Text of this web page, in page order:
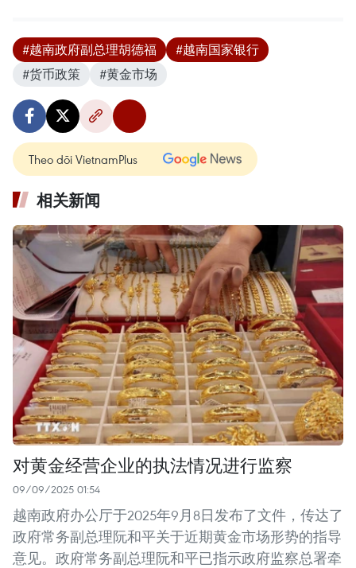
#越南政府副总理胡德福
#越南国家银行
#货币政策
#黄金市场
Theo dõi VietnamPlus
相关新闻
对黄金经营企业的执法情况进行监察
09/09/2025 01:54
越南政府办公厅于2025年9月8日发布了文件，传达了
政府常务副总理阮和平关于近期黄金市场形势的指导
意见。政府常务副总理阮和平已指示政府监察总署牵